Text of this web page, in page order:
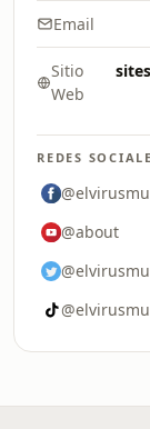
Email
Sitio
Web
REDES
@about